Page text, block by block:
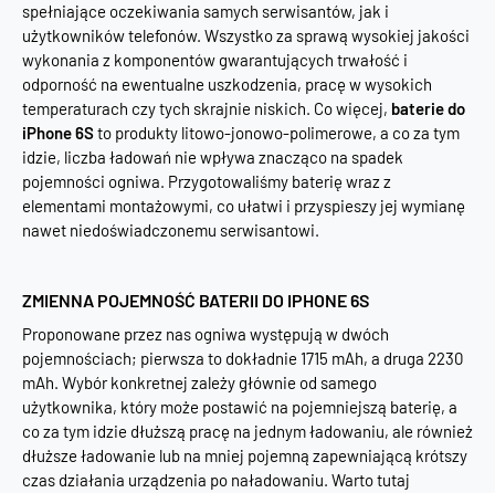
spełniające oczekiwania samych serwisantów, jak i
użytkowników telefonów. Wszystko za sprawą wysokiej jakości
wykonania z komponentów gwarantujących trwałość i
odporność na ewentualne uszkodzenia, pracę w wysokich
temperaturach czy tych skrajnie niskich. Co więcej, baterie do
iPhone 6Sto produkty litowo-jonowo-polimerowe, a co za tym
idzie, liczba ładowań nie wpływa znacząco na spadek
pojemności ogniwa. Przygotowaliśmy baterię wraz z
elementami montażowymi, co ułatwi i przyspieszy jej wymianę
nawet niedoświadczonemu serwisantowi.
ZMIENNA POJEMNOŚĆ BATERII DO IPHONE 6S
Proponowane przez nas ogniwa występują w dwóch
pojemnościach; pierwsza to dokładnie 1715 mAh, a druga 2230
mAh. Wybór konkretnej zależy głównie od samego
użytkownika, który może postawić na pojemniejszą baterię, a
co za tym idzie dłuższą pracę na jednym ładowaniu, ale również
dłuższe ładowanie lub na mniej pojemną zapewniającą krótszy
czas działania urządzenia po naładowaniu. Warto tutaj